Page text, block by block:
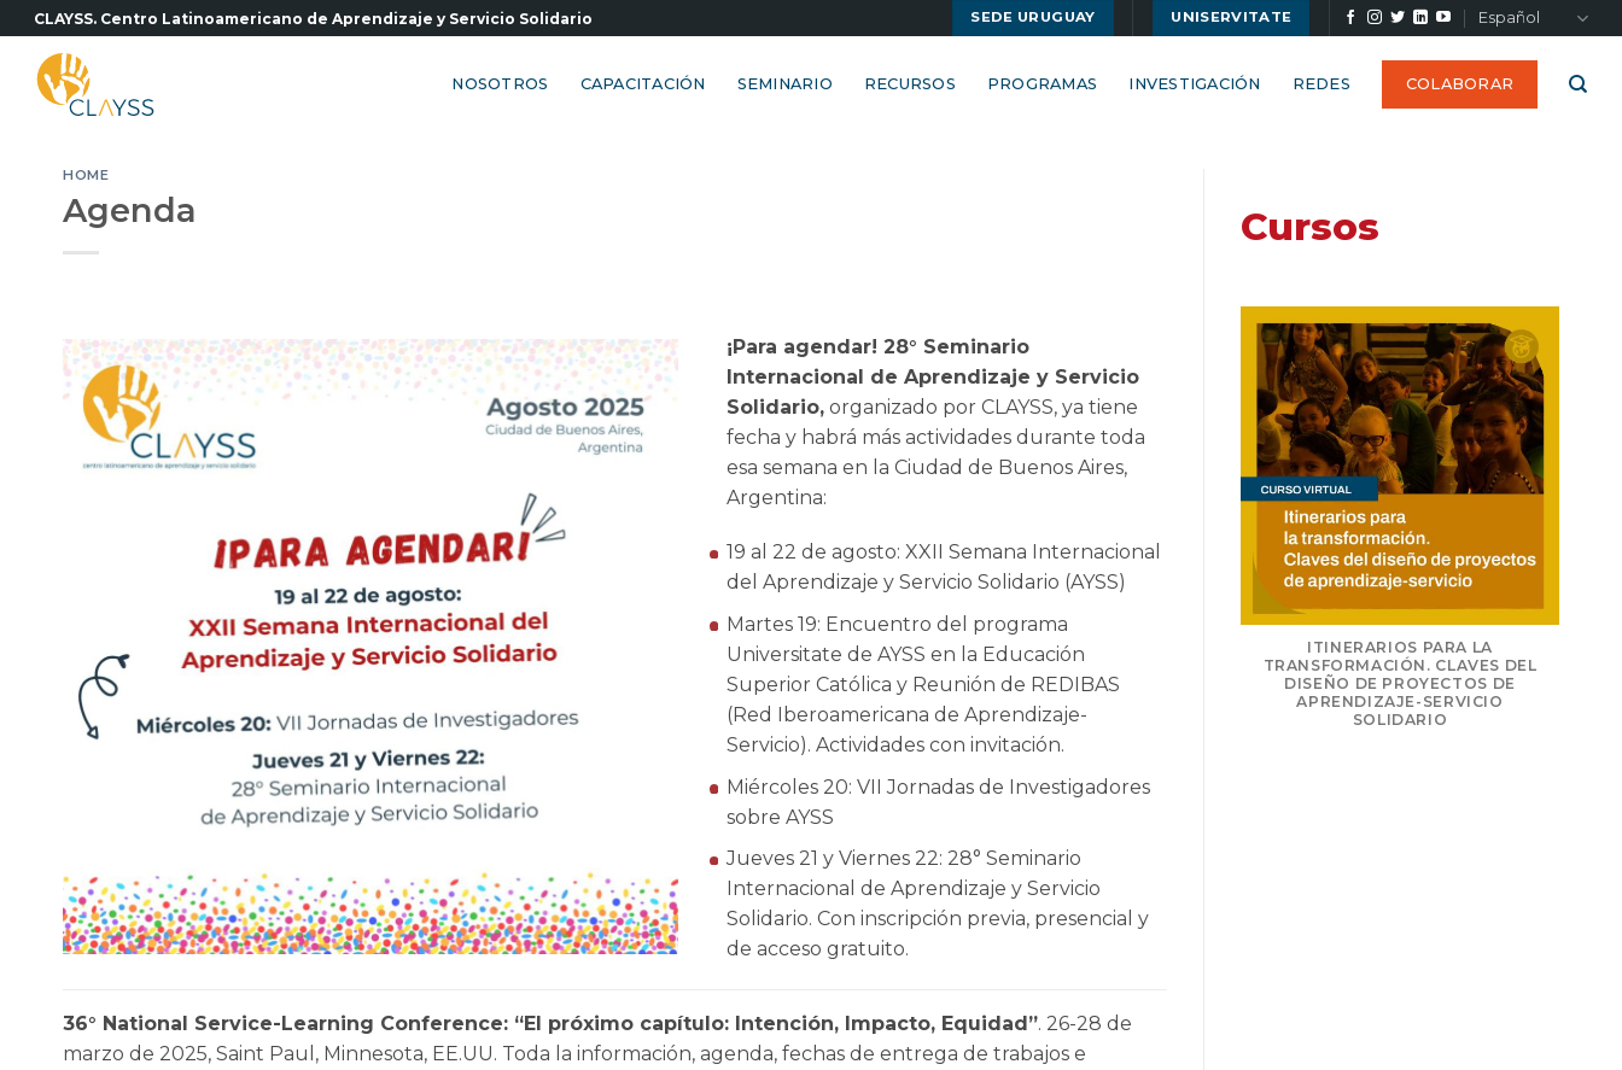
Saltar
al
contenido
CLAYSS. Centro Latinoamericano de Aprendizaje y Servicio Solidario SEDE URUGUAY UNISERVITATE Español
NOSOTROS CAPACITACIÓN SEMINARIO RECURSOS PROGRAMAS INVESTIGACIÓN REDES COLABORAR
HOME
Agenda
¡Para agendar! 28° Seminario
Internacional de Aprendizaje y Servicio
Solidario, organizado por CLAYSS, ya tiene
fecha y habrá más actividades durante toda
esa semana en la Ciudad de Buenos Aires,
Argentina:
19 al 22 de agosto: XXII Semana Internacional
del Aprendizaje y Servicio Solidario (AYSS)
Martes 19: Encuentro del programa
Universitate de AYSS en la Educación
Superior Católica y Reunión de REDIBAS
(Red Iberoamericana de Aprendizaje-
Servicio). Actividades con invitación.
Miércoles 20: VII Jornadas de Investigadores
sobre AYSS
Jueves 21 y Viernes 22: 28° Seminario
Internacional de Aprendizaje y Servicio
Solidario. Con inscripción previa, presencial y
de acceso gratuito.
36° National Service-Learning Conference: “El próximo capítulo: Intención, Impacto, Equidad”. 26-28 de
marzo de 2025, Saint Paul, Minnesota, EE.UU. Toda la información, agenda, fechas de entrega de trabajos e
Cursos
EDUCAR PARA TRANSFORMAR: LA
PROPUESTA DEL APRENDIZAJE-
SERVICIO SOLIDARIO
ITINERARIOS PARA LA
TRANSFORMACIÓN. CLAVES DEL
DISEÑO DE PROYECTOS DE
APRENDIZAJE-SERVICIO
SOLIDARIO